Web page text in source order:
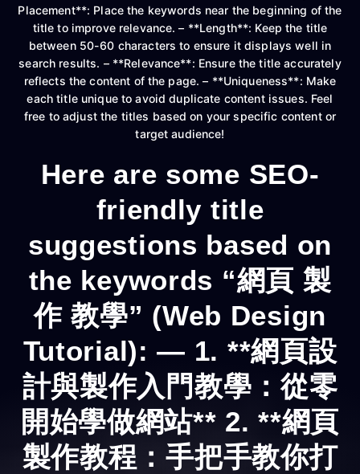
Placement**: Place the keywords near the beginning of the
title to improve relevance. – **Length**: Keep the title
between 50-60 characters to ensure it displays well in
search results. – **Relevance**: Ensure the title accurately
reflects the content of the page. – **Uniqueness**: Make
each title unique to avoid duplicate content issues. Feel
free to adjust the titles based on your specific content or
target audience!
Here are some SEO-
friendly title
suggestions based on
the keywords “網頁 製
作 教學” (Web Design
Tutorial): — 1. **網頁設
計與製作入門教學：從零
開始學做網站** 2. **網頁
製作教程：手把手教你打